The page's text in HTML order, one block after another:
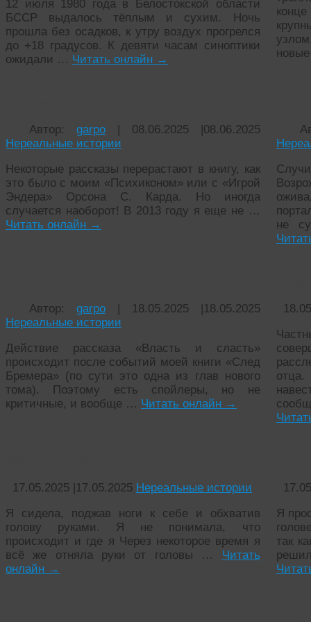
12 июля 1980 года в Белостокской области
БССР выдалось тёплым и сухим. Ночь
прошла без осадков, к утру воздух прогрелся
до +18 градусов. К девяти часам синоптики
ожидали … Читать онлайн →
Автор: garpo | 08.06.2025 |08.06.2025
Нереальные истории
Некоторые рассказы перерастают в книгу, как
это было с моим «Психиконом» или с «Игрой
Эндера» Орсона С. Карда. Но иногда
случается наоборот! В 2013 году я еще не …
Читать онлайн →
не
Автор: garpo | 18.05.2025 |18.05.2025
Нереальные истории
Действие рассказа «Власть и сласть»
происходит после событий моей книги «След
Бремера» (по сути это одна из глав нового
тома). Поэтому есть спойлеры, но не
критичные, и вообще … Читать онлайн →
17.05.2025 |17.05.2025 Нереальные истории
Я сидела, поджав ноги к себе и обхватив
голову руками. Я не понимала, что
происходит и где я Через некоторое время я
всё же отняла руки от головы … Читать
онлайн →
Я
так